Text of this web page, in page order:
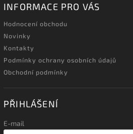
INFORMACE PRO VÁS
Hodnocení obchodu
Novinky
Kontakty
Podmínky ochrany osobních údajů
Obchodní podmínky
PŘIHLÁŠENÍ
E-mail